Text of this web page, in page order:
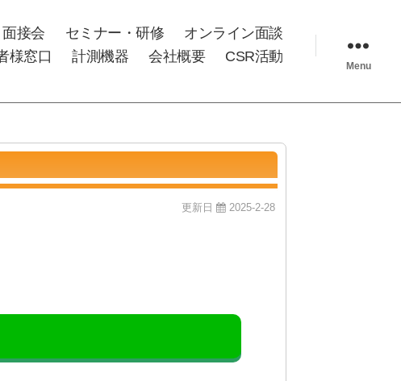
接会 セミナー・研修
オンライン面談
様窓口
計測機器 会社概要 CSR活動
Menu
更新日 2025-2-28